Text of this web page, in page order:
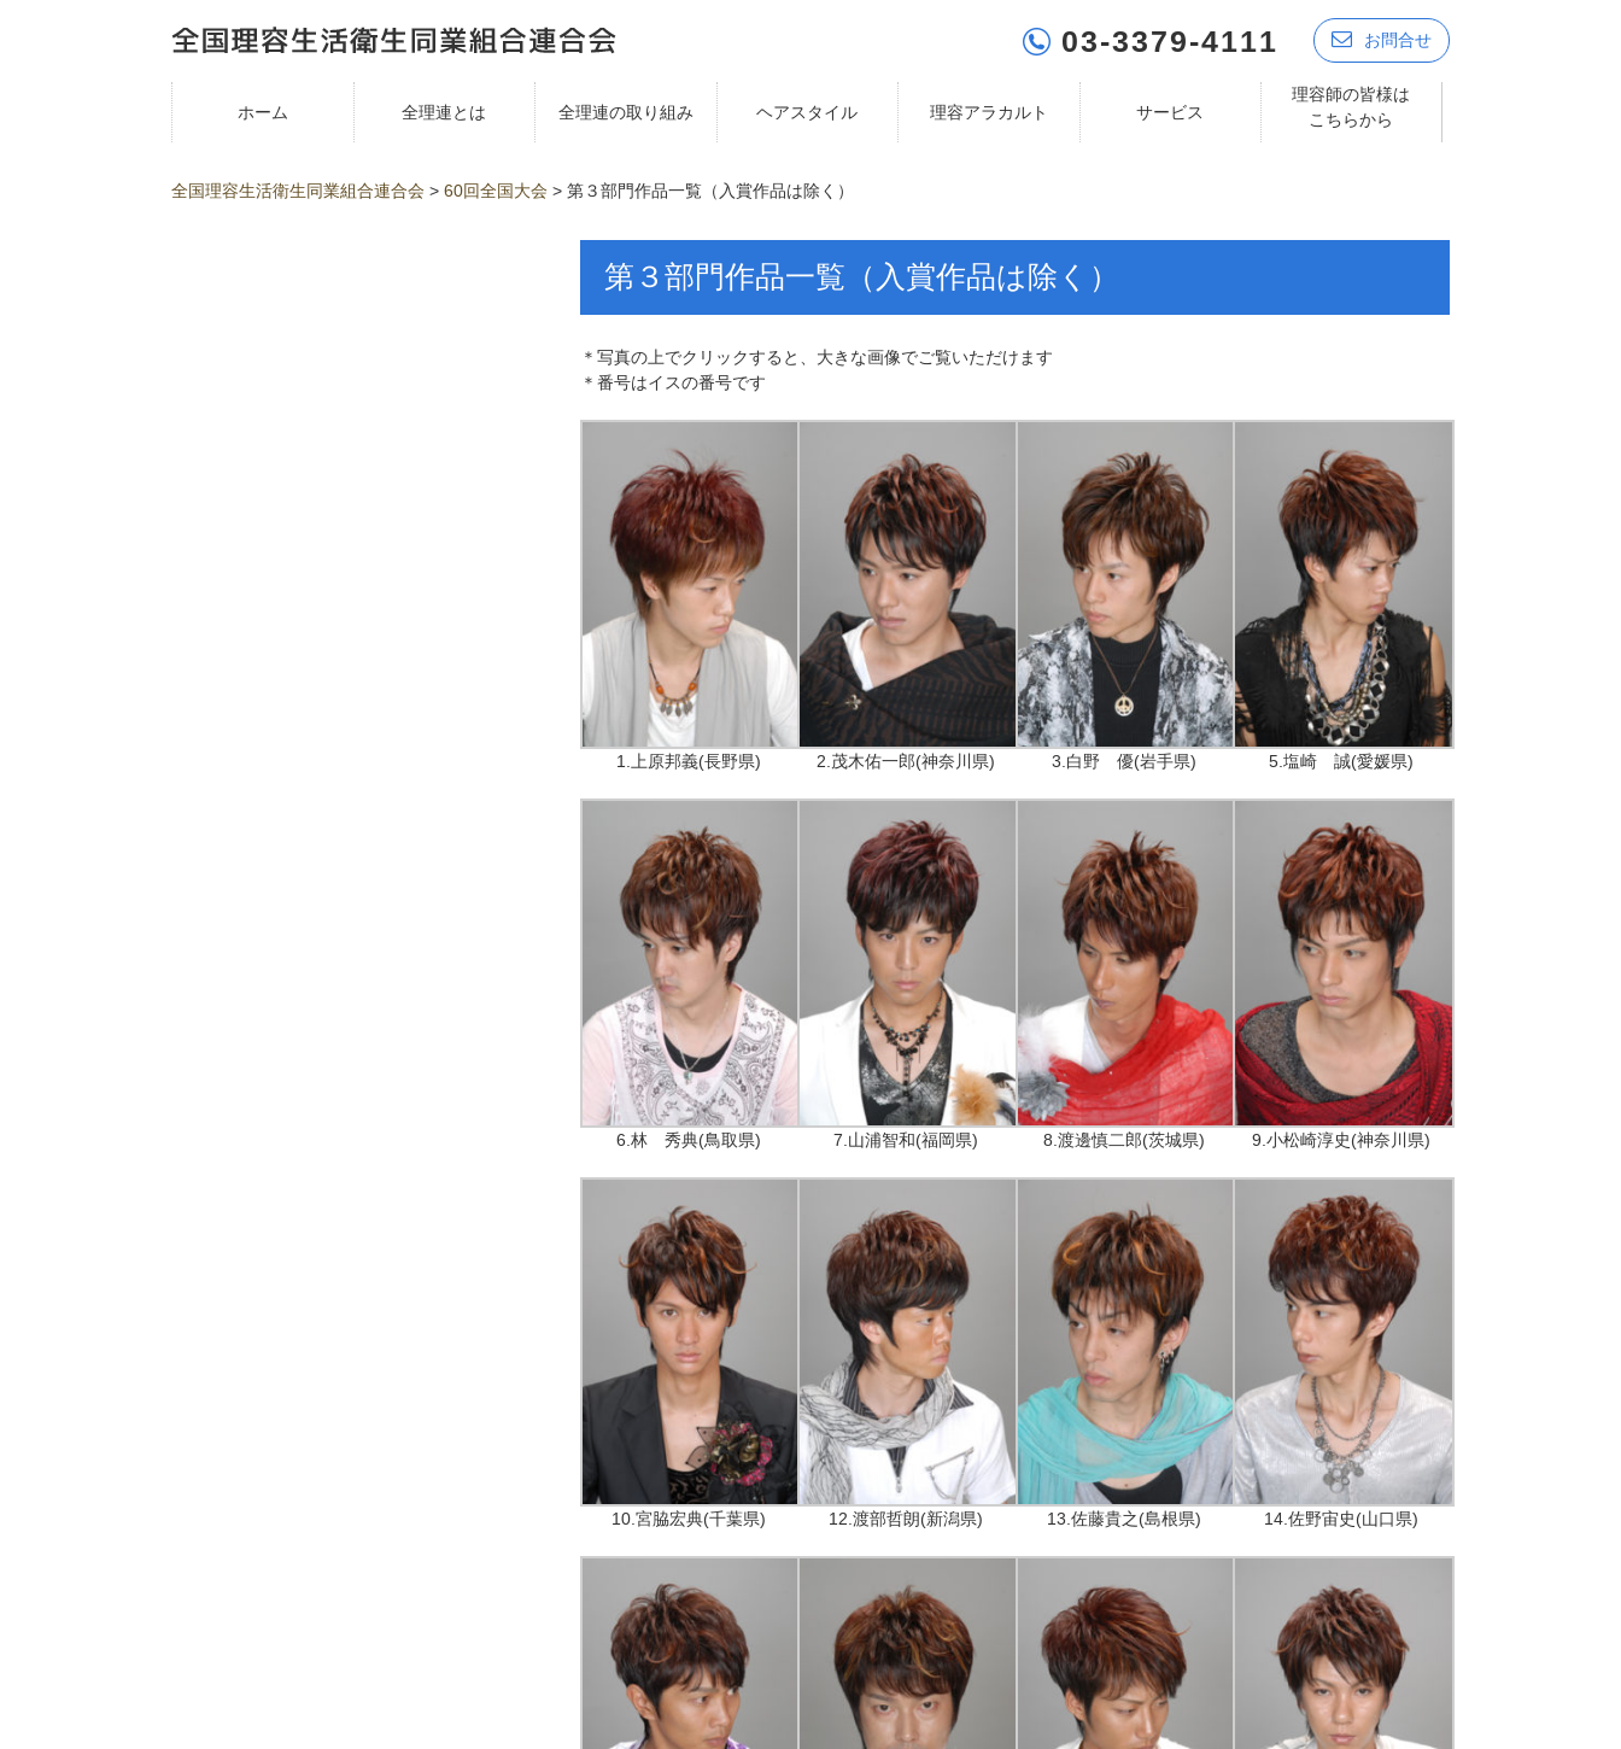
03-3379-4111 お問合せ
ホーム 全理連とは 全理連の取り組み ヘアスタイル 理容アラカルト サービス
理容師の皆様は
こちらから
全国理容生活衛生同業組合連合会 > 60回全国大会 > 第３部門作品一覧（入賞作品は除く）
第３部門作品一覧（入賞作品は除く）
＊写真の上でクリックすると、大きな画像でご覧いただけます
＊番号はイスの番号です
1.上原邦義(長野県) 2.茂木佑一郎(神奈川県) 3.白野 優(岩手県) 5.塩崎 誠(愛媛県)
6.林 秀典(鳥取県) 7.山浦智和(福岡県) 8.渡邊慎二郎(茨城県) 9.小松崎淳史(神奈川県)
10.宮脇宏典(千葉県) 12.渡部哲朗(新潟県) 13.佐藤貴之(島根県) 14.佐野宙史(山口県)